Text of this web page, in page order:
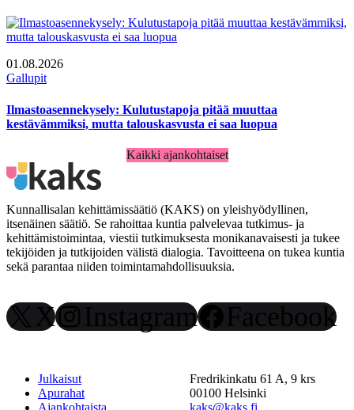
01.08.2026
Gallupit
Ilmastoasennekysely: Kulutustapoja pitää muuttaa
kestävämmiksi, mutta talouskasvusta ei saa luopua
Kaikki ajankohtaiset
Kunnallisalan kehittämissäätiö (KAKS) on yleishyödyllinen,
itsenäinen säätiö. Se rahoittaa kuntia palvelevaa tutkimus- ja
kehittämistoimintaa, viestii tutkimuksesta monikanavaisesti ja tukee
tekijöiden ja tutkijoiden välistä dialogia. Tavoitteena on tukea kuntia
sekä parantaa niiden toimintamahdollisuuksia.
X Instagram Facebook
Julkaisut
Apurahat
Ajankohtaista
Fredrikinkatu 61 A, 9 krs
00100 Helsinki
kaks@kaks.fi